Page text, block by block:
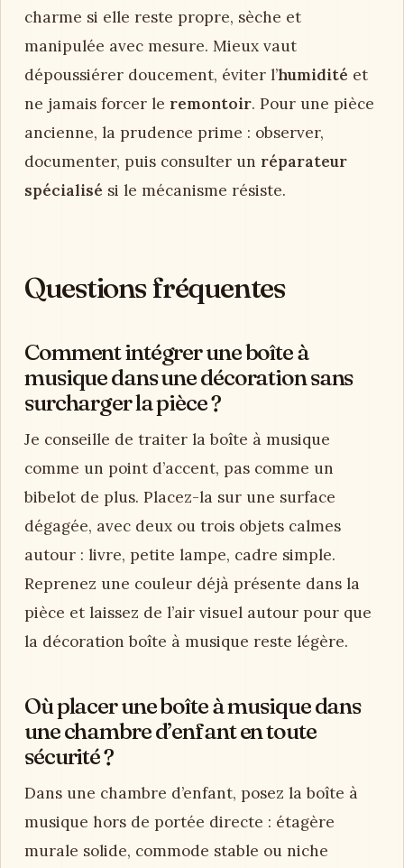
charme si elle reste propre, sèche et
manipulée avec mesure. Mieux vaut
dépoussiérer doucement, éviter l’humidité et
ne jamais forcer le remontoir. Pour une pièce
ancienne, la prudence prime : observer,
documenter, puis consulter un réparateur
spécialisé si le mécanisme résiste.
Questions fréquentes
Comment intégrer une boîte à
musique dans une décoration sans
surcharger la pièce ?
Je conseille de traiter la boîte à musique
comme un point d’accent, pas comme un
bibelot de plus. Placez-la sur une surface
dégagée, avec deux ou trois objets calmes
autour : livre, petite lampe, cadre simple.
Reprenez une couleur déjà présente dans la
pièce et laissez de l’air visuel autour pour que
la décoration boîte à musique reste légère.
Où placer une boîte à musique dans
une chambre d’enfant en toute
sécurité ?
Dans une chambre d’enfant, posez la boîte à
musique hors de portée directe : étagère
murale solide, commode stable ou niche